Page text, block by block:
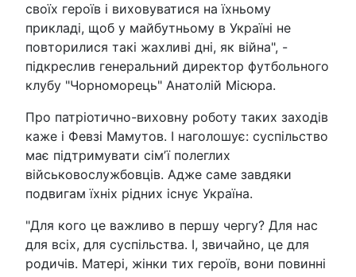
своїх героїв і виховуватися на їхньому
прикладі, щоб у майбутньому в Україні не
повторилися такі жахливі дні, як війна", -
підкреслив генеральний директор футбольного
клубу "Чорноморець" Анатолій Місюра.
Про патріотично-виховну роботу таких заходів
каже і Февзі Мамутов. І наголошує: суспільство
має підтримувати сімʼї полеглих
військовослужбовців. Адже саме завдяки
подвигам їхніх рідних існує Україна.
"Для кого це важливо в першу чергу? Для нас
для всіх, для суспільства. І, звичайно, це для
родичів. Матері, жінки тих героїв, вони повинні